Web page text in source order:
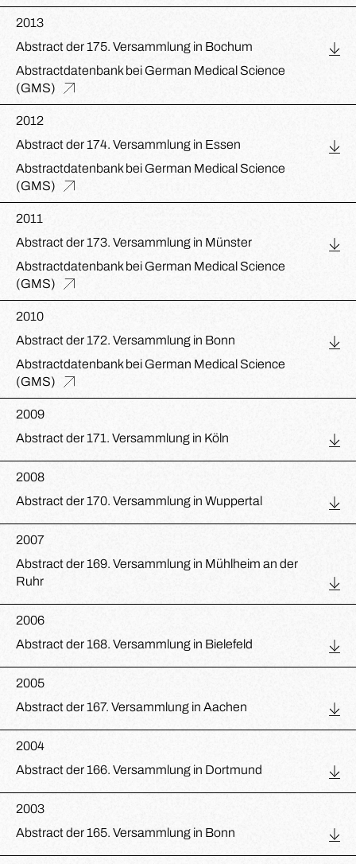
2013
Abstract der 175. Versammlung in Bochum
Abstractdatenbank bei German Medical Science
(GMS)
2012
Abstract der 174. Versammlung in Essen
Abstractdatenbank bei German Medical Science
(GMS)
2011
Abstract der 173. Versammlung in Münster
Abstractdatenbank bei German Medical Science
(GMS)
2010
Abstract der 172. Versammlung in Bonn
Abstractdatenbank bei German Medical Science
(GMS)
2009
Abstract der 171. Versammlung in Köln
2008
Abstract der 170. Versammlung in Wuppertal
2007
Abstract der 169. Versammlung in Mühlheim an der
Ruhr
2006
Abstract der 168. Versammlung in Bielefeld
2005
Abstract der 167. Versammlung in Aachen
2004
Abstract der 166. Versammlung in Dortmund
2003
Abstract der 165. Versammlung in Bonn